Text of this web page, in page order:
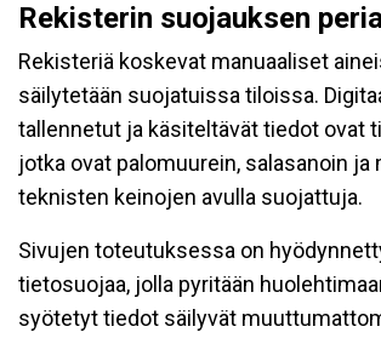
Rekisterin suojauksen
Rekisteriä koskevat manuaaliset
säilytetään suojatuissa tiloissa.
tallennetut ja käsiteltävät tiedot ovat
jotka ovat palomuurein, salasanoin ja
teknisten keinojen avulla suojattuja.
Sivujen toteutuksessa on
tietosuojaa, jolla pyritään
syötetyt tiedot säilyvät